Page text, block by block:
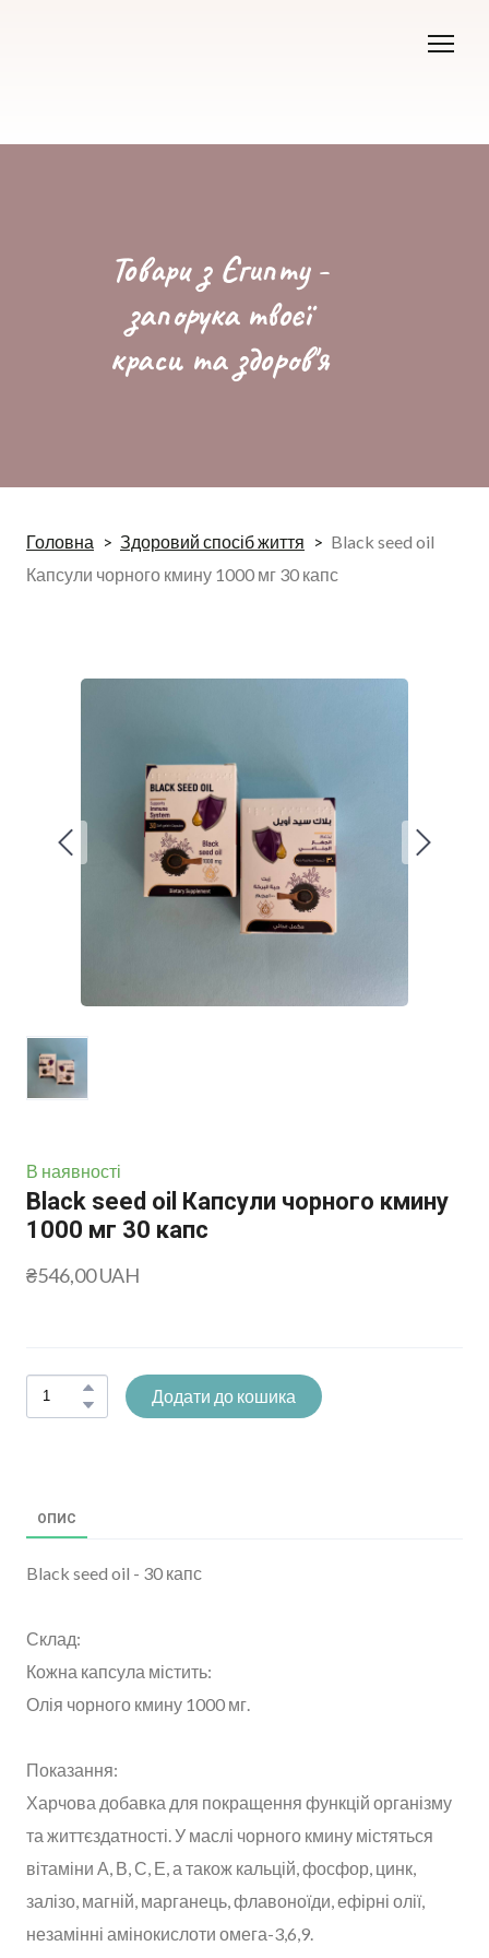
Товари з Єгипту -
запорука твоєї
краси та здоров'я
Головна Здоровий спосіб життя
Black seed oil
Капсули чорного кмину 1000 мг 30 капс
В наявності
Black seed oil Капсули чорного кмину
1000 мг 30 капс
₴546,00 UAH
Додати до кошика
ОПИС
Black seed oil - 30 капс
Склад:
Кожна капсула містить:
Олія чорного кмину 1000 мг.
Показання:
Харчова добавка для покращення функцій організму
та життєздатності. У маслі чорного кмину містяться
вітаміни А, В, С, Е, а також кальцій, фосфор, цинк,
залізо, магній, марганець, флавоноїди, ефірні олії,
незамінні амінокислоти омега-3,6,9.